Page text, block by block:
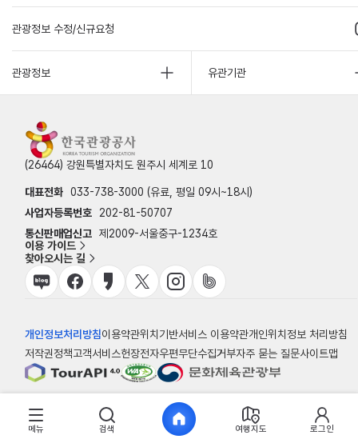
관광정보 수정/신규요청
관광정보 유관기관
(26464) 강원특별자치도 원주시 세계로 10
대표전화 033-738-3000 (유료, 평일 09시~18시)
사업자등록번호
202-81-50707
통신판매업신고 제2009-서울중구-1234호
이용 가이드
찾아오시는 길
개인정보처리방침이용약관위치기반서비스 이용약관개인위치정보 처리방침
저작권정책고객서비스헌장전자우편무단수집거부자주 묻는 질문사이트맵
© 한국관광공사
메뉴 검색 여행지도 로그인